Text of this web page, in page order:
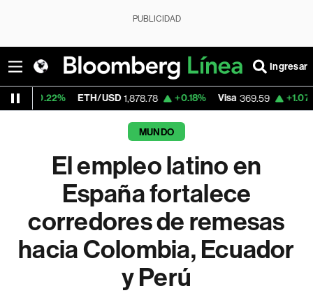
PUBLICIDAD
Ingresar
ETH/USD 1,878.78 +0.18% Visa 369.59 +1.07%
MUNDO
El empleo latino en
España fortalece
corredores de remesas
hacia Colombia, Ecuador
y Perú